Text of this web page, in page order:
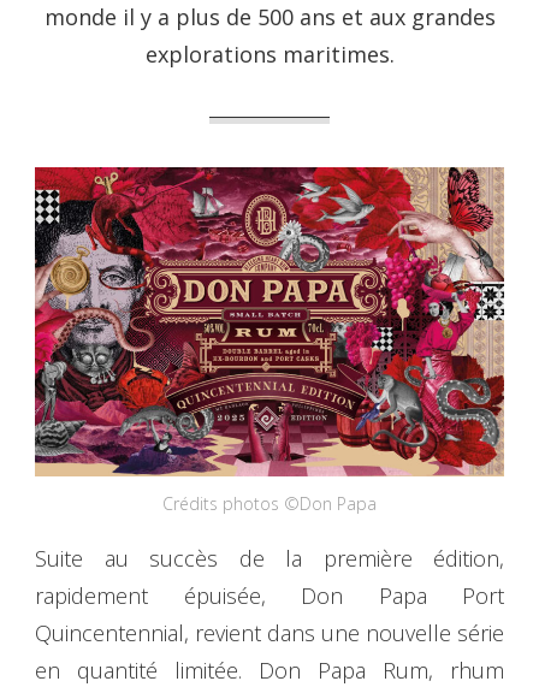
monde il y a plus de 500 ans et aux grandes
explorations maritimes.
Crédits photos ©Don Papa
Suite au succès de la première édition,
rapidement épuisée, Don Papa Port
Quincentennial, revient dans une nouvelle série
en quantité limitée. Don Papa Rum, rhum